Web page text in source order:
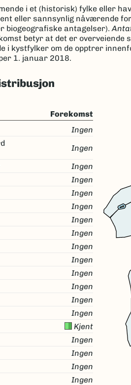
i et (historisk) fylke eller
eller sannsynlig nåværende
biogeografiske antagelser).
betyr at det er
i kystfylker om de opptrer
1. januar 2018.
Forekomst
Ingen
Ingen
Ingen
Ingen
Ingen
Ingen
Ingen
Ingen
Ingen
Ingen
Ingen
Ingen
Ingen
Ingen
Kjent
Ingen
Ingen
Ingen
Ingen